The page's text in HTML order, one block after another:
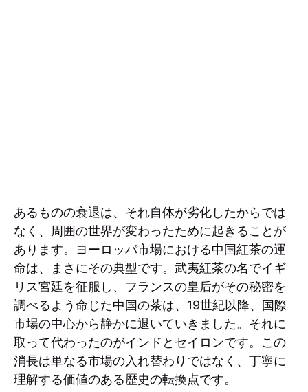
あるものの衰退は、それ自体が劣化したからでは
なく、周囲の世界が変わったために起きることが
あります。ヨーロッパ市場における中国紅茶の運
命は、まさにその典型です。武夷紅茶の名でイギ
リス宮廷を征服し、フランスの皇后がその秘密を
調べるよう命じた中国の茶は、19世紀以降、国際
市場の中心から静かに退いていきました。それに
取って代わったのがインドとセイロンです。この
消長は単なる市場の入れ替わりではなく、丁寧に
理解する価値のある歴史の転換点です。